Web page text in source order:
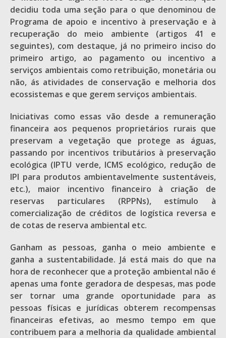
decidiu toda uma seção para o que denominou de
Programa de apoio e incentivo à preservação e à
recuperação do meio ambiente (artigos 41 e
seguintes), com destaque, já no primeiro inciso do
primeiro artigo, ao pagamento ou incentivo a
serviços ambientais como retribuição, monetária ou
não, ás atividades de conservação e melhoria dos
ecossistemas e que gerem serviços ambientais.
Iniciativas como essas vão desde a remuneração
financeira aos pequenos proprietários rurais que
preservam a vegetação que protege as águas,
passando por incentivos tributários à preservação
ecológica (IPTU verde, ICMS ecológico, redução de
IPI para produtos ambientavelmente sustentáveis,
etc.), maior incentivo financeiro à criação de
reservas particulares (RPPNs), estímulo à
comercialização de créditos de logística reversa e
de cotas de reserva ambiental etc.
Ganham as pessoas, ganha o meio ambiente e
ganha a sustentabilidade. Já está mais do que na
hora de reconhecer que a proteção ambiental não é
apenas uma fonte geradora de despesas, mas pode
ser tornar uma grande oportunidade para as
pessoas físicas e jurídicas obterem recompensas
financeiras efetivas, ao mesmo tempo em que
contribuem para a melhoria da qualidade ambiental